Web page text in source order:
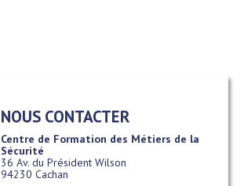
NOUS CONTACTER
Centre de Formation des Métiers de la
Sécurité
36 Av. du Président Wilson
94230 Cachan